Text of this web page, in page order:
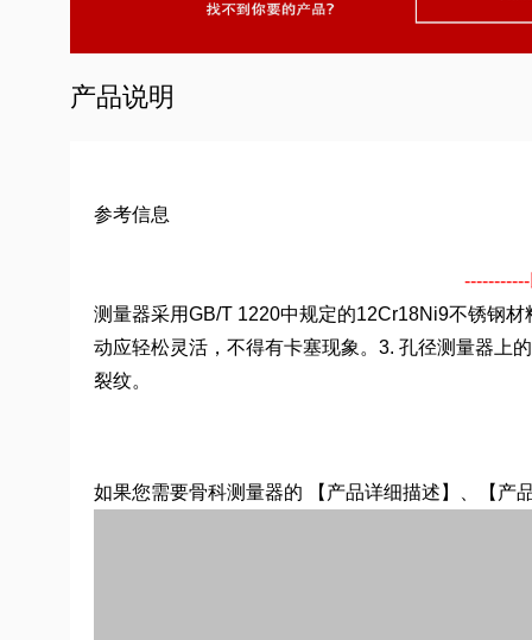
产品说明
参考信息
测量器采用GB/T 1220中规定的12Cr18Ni9不锈钢
动应轻松灵活，不得有卡塞现象。3. 孔径测量器上
裂纹。
如果您需要骨科测量器的 【产品详细描述】、【产